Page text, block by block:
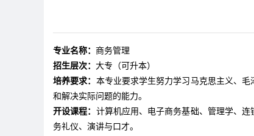
专业名称： 商务管理
招生层次： 大专（可升本）
培养要求： 本专业要求学生努力学习马克思主义、
和解决实际问题的能力。
开设课程： 计算机应用、电子商务基础、管理学、
务礼仪、演讲与口才。